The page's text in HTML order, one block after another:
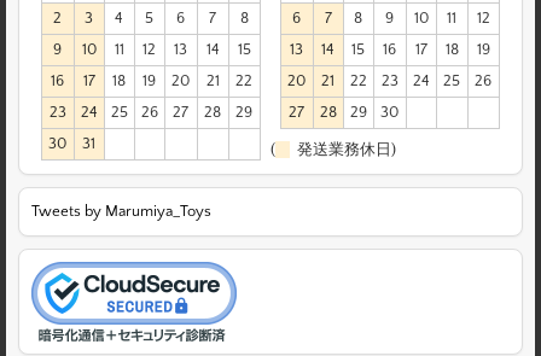
2
3 4 5 6 7
8
9
10 11 12 13 14
15
16
17 18 19 20 21
22
23
24 25 26 27 28
29
30
31
6
7 8 9 10 11
12
13
14 15 16 17 18
19
20
21 22 23 24 25
26
27
28 29 30
( 発送業務休日)
Tweets by Marumiya_Toys